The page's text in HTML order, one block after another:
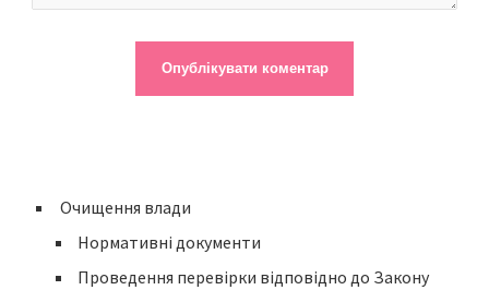
Очищення влади
Нормативні документи
Проведення перевірки відповідно до Закону